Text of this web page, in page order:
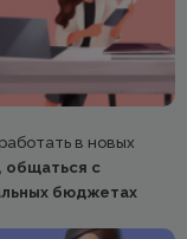
в новых
общаться с
бюджетах